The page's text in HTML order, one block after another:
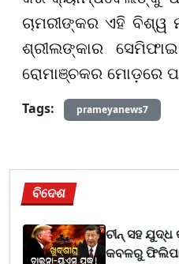
ଚାମରୀଙ୍କର ଏହି ବିଶ୍ୱ
ଶ୍ରୀଲଙ୍କାର
ରୋମାଞ୍ଚକର ମୋଡ଼ରେ
Tags:
prameyanews7
ବିଦେଶ
ଚୀନ୍ ସହ
କବଳରୁ